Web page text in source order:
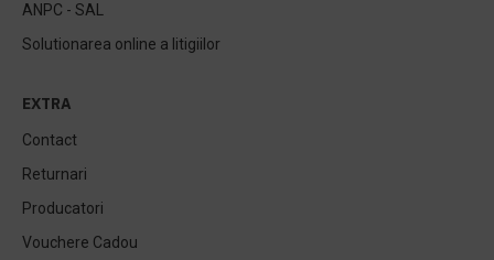
ANPC - SAL
Solutionarea online a litigiilor
EXTRA
Contact
Returnari
Producatori
Vouchere Cadou